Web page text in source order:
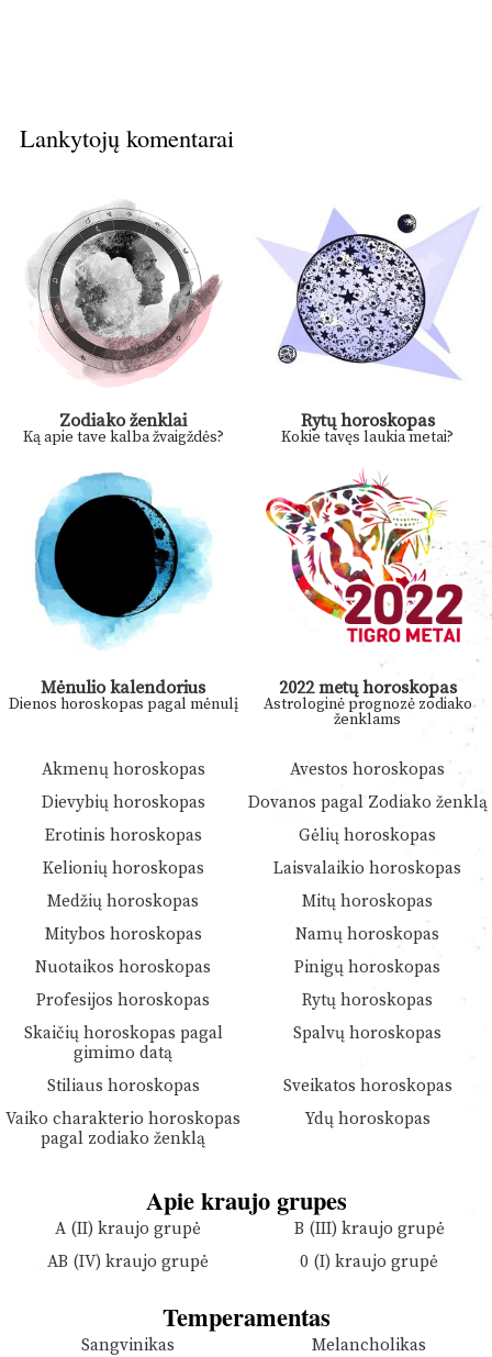
Lankytojų komentarai
Zodiako ženklai
Ką apie tave kalba žvaigždės?
Rytų horoskopas
Kokie tavęs laukia metai?
Mėnulio kalendorius
Dienos horoskopas pagal mėnulį
2022 metų horoskopas
Astrologinė prognozė zodiako
ženklams
Akmenų horoskopas
Avestos horoskopas
Dievybių horoskopas
Dovanos pagal Zodiako ženklą
Erotinis horoskopas
Gėlių horoskopas
Kelionių horoskopas
Laisvalaikio horoskopas
Medžių horoskopas
Mitų horoskopas
Mitybos horoskopas
Namų horoskopas
Nuotaikos horoskopas
Pinigų horoskopas
Profesijos horoskopas
Rytų horoskopas
Skaičių horoskopas pagal
gimimo datą
Spalvų horoskopas
Stiliaus horoskopas
Sveikatos horoskopas
Vaiko charakterio horoskopas
pagal zodiako ženklą
Ydų horoskopas
Apie kraujo grupes
A (II) kraujo grupė
B (III) kraujo grupė
AB (IV) kraujo grupė
0 (I) kraujo grupė
Temperamentas
Sangvinikas
Melancholikas